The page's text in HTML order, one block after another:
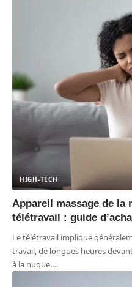
HIGH-TECH
Appareil massage de la
télétravail : guide
Le télétravail implique
travail, de longues heures
à la nuque.…